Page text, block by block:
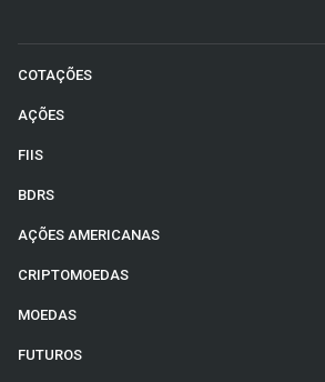
COTAÇÕES
AÇÕES
FIIS
BDRS
AÇÕES AMERICANAS
CRIPTOMOEDAS
MOEDAS
FUTUROS